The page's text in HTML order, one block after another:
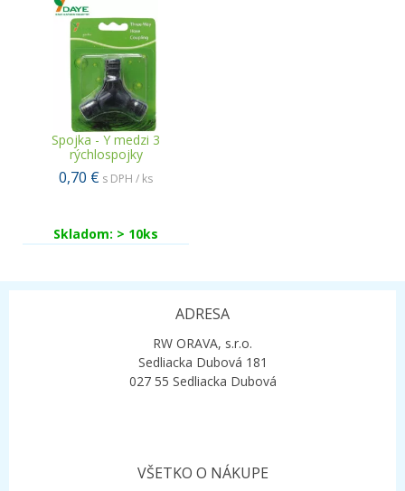
Spojka - Y medzi 3
rýchlospojky
0,70 € s DPH / ks
Skladom: > 10ks
ADRESA
RW ORAVA, s.r.o.
Sedliacka Dubová 181
027 55 Sedliacka Dubová
VŠETKO O NÁKUPE